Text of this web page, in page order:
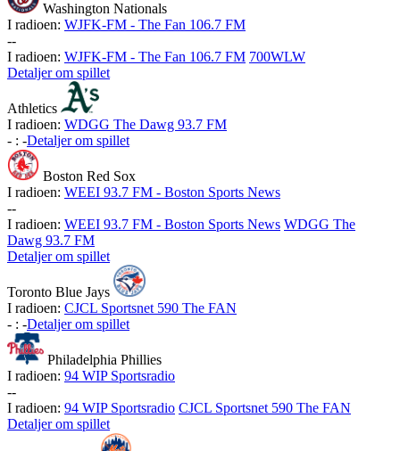
Washington Nationals
I radioen: WJFK-FM - The Fan 106.7 FM
--
I radioen: WJFK-FM - The Fan 106.7 FM 700WLW
Detaljer om spillet
Athletics
I radioen: WDGG The Dawg 93.7 FM
- : -Detaljer om spillet
Boston Red Sox
I radioen: WEEI 93.7 FM - Boston Sports News
--
I radioen: WEEI 93.7 FM - Boston Sports News WDGG The
Dawg 93.7 FM
Detaljer om spillet
Toronto Blue Jays
I radioen: CJCL Sportsnet 590 The FAN
- : -Detaljer om spillet
Philadelphia Phillies
I radioen: 94 WIP Sportsradio
--
I radioen: 94 WIP Sportsradio CJCL Sportsnet 590 The FAN
Detaljer om spillet